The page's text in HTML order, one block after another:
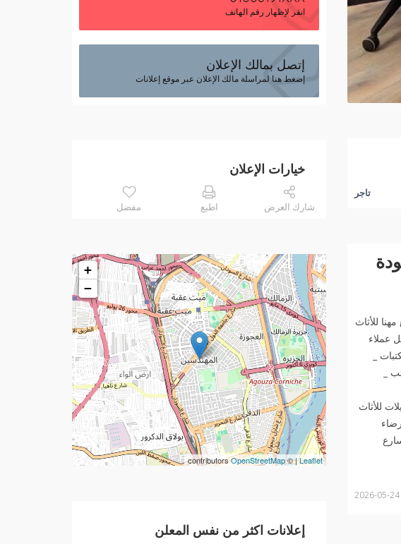
تاجر
للأثاث
عملاء
_
_
لدينا أكبر تشكيلة موديلات للأثاث
تسليم وأرضاء
مع الجودة المضمونة 6- خدمة التوصيل لجميع أنحاء الجمهورية 7- سارع
انقر لإظهار رقم الهاتف
إتصل بمالك الإعلان
إضغط هنا لمراسلة مالك الإعلان عبر موقع إعلانات
خيارات الإعلان
شارك العرض اطبع مفضل
+
−
Leaflet
| ©
OpenStreetMap
contributors
إعلانات اكثر من نفس المعلن